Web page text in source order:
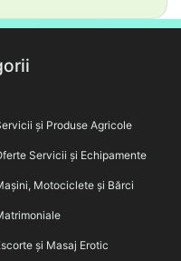
și Produse Agricole
Servicii și Echipamente
Motociclete și Bărci
și Masaj Erotic